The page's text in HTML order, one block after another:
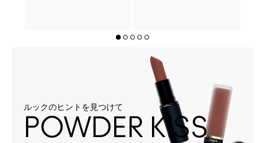
ルックのヒントを見つけて
POWDER KISS